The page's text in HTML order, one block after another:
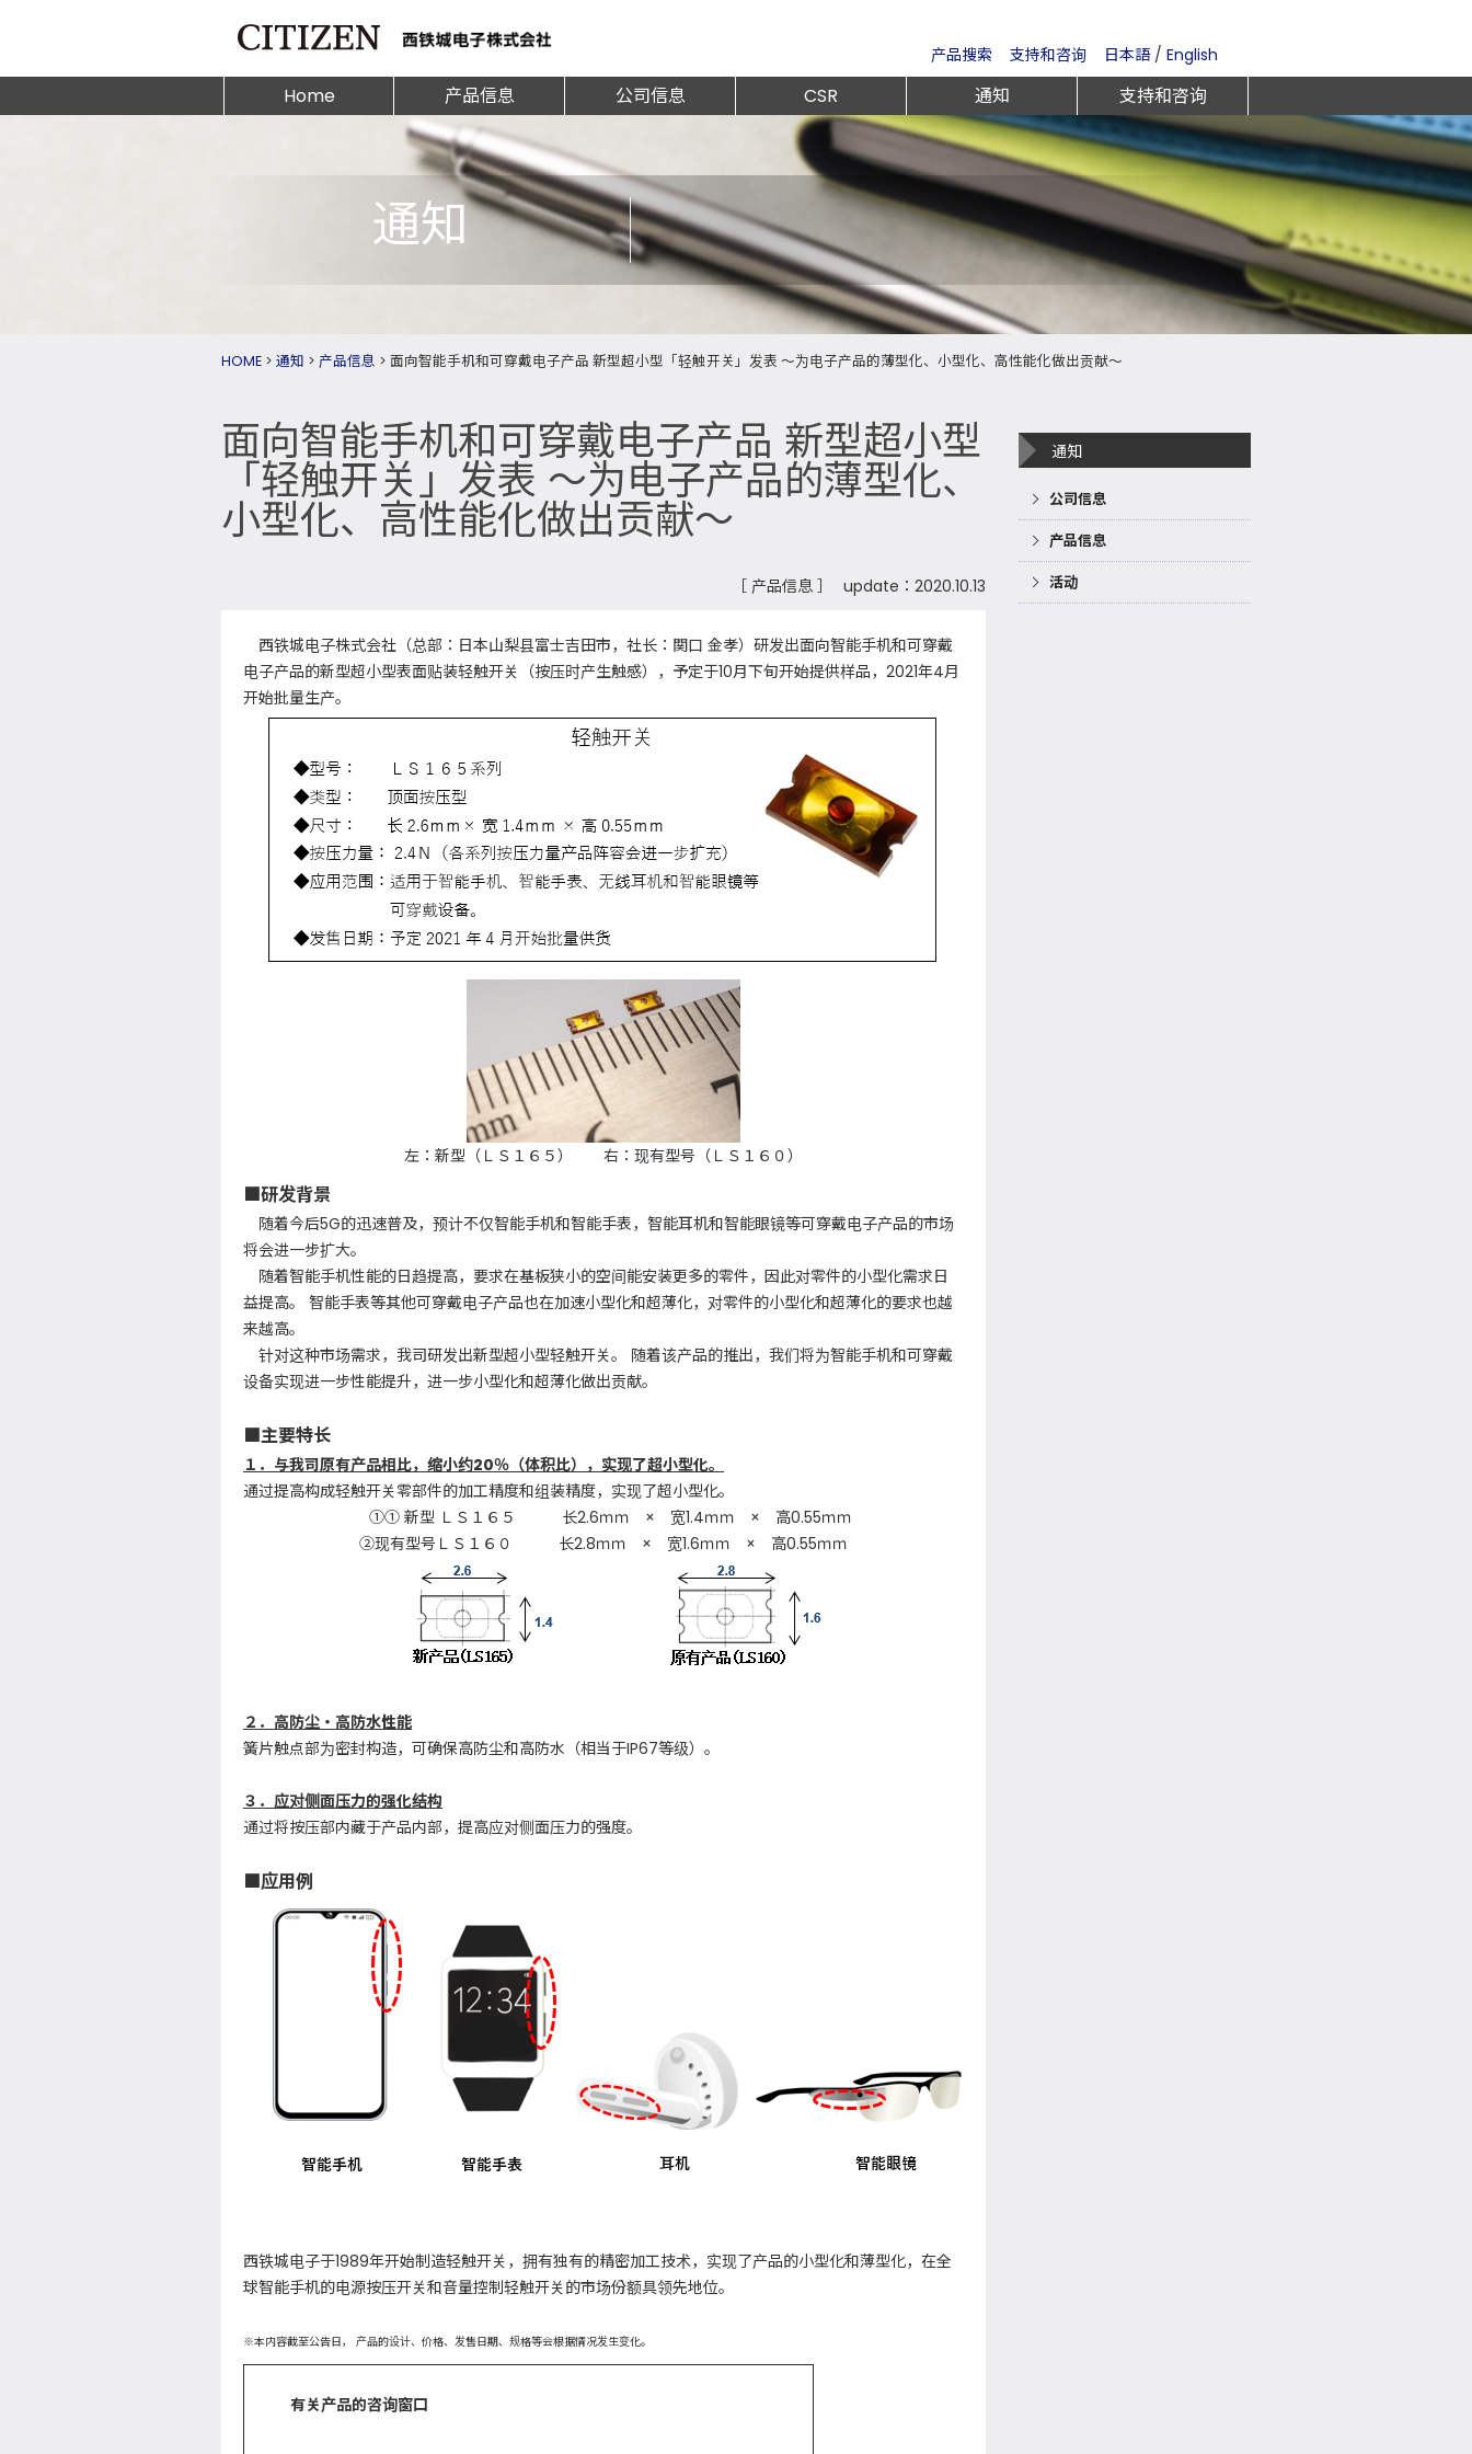
产品搜索 支持和咨询 日本語/ English
Home 产品信息 公司信息 CSR 通知 支持和咨询
通知
HOME > 通知 > 产品信息 > 面向智能手机和可穿戴电子产品 新型超小型「轻触开关」发表 ～为电子产品的薄型化、小型化、高性能化做出贡献～
面向智能手机和可穿戴电子产品 新型超小型
「轻触开关」发表 ～为电子产品的薄型化、
小型化、高性能化做出贡献～
update：2020.10.13
［ 产品信息 ］
西铁城电子株式会社（总部：日本山梨县富士吉田市，社长：関口 金孝）研发出面向智能手机和可穿戴
电子产品的新型超小型表面贴装轻触开关（按压时产生触感），予定于10月下旬开始提供样品，2021年4月
开始批量生产。
左：新型（ＬＳ１６５） 右：现有型号（ＬＳ１６０）
■研发背景
随着今后5G的迅速普及，预计不仅智能手机和智能手表，智能耳机和智能眼镜等可穿戴电子产品的市场
将会进一步扩大。
随着智能手机性能的日趋提高，要求在基板狭小的空间能安装更多的零件，因此对零件的小型化需求日
益提高。 智能手表等其他可穿戴电子产品也在加速小型化和超薄化，对零件的小型化和超薄化的要求也越
来越高。
针对这种市场需求，我司研发出新型超小型轻触开关。 随着该产品的推出，我们将为智能手机和可穿戴
设备实现进一步性能提升，进一步小型化和超薄化做出贡献。
■主要特长
１．与我司原有产品相比，缩小约20％（体积比），实现了超小型化。
通过提高构成轻触开关零部件的加工精度和组装精度，实现了超小型化。
①① 新型 ＬＳ１６５ 长2.6ｍｍ × 宽1.4ｍｍ × 高0.55ｍｍ
②现有型号ＬＳ１６０ 长2.8ｍｍ × 宽1.6ｍｍ × 高0.55ｍｍ
２．高防尘・高防水性能
簧片触点部为密封构造，可确保高防尘和高防水（相当于IP67等级）。
３．应对侧面压力的强化结构
通过将按压部内藏于产品内部，提高应对侧面压力的强度。
■应用例
西铁城电子于1989年开始制造轻触开关，拥有独有的精密加工技术，实现了产品的小型化和薄型化，在全
球智能手机的电源按压开关和音量控制轻触开关的市场份额具领先地位。
※本内容截至公告日， 产品的设计、价格、发售日期、规格等会根据情况发生变化。
有关产品的咨询窗口
通知
公司信息
产品信息
活动